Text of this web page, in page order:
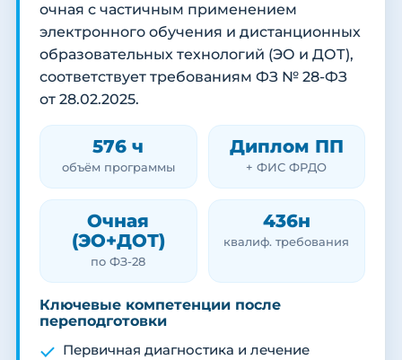
очная с частичным применением
электронного обучения и дистанционных
образовательных технологий (ЭО и ДОТ),
соответствует требованиям ФЗ № 28-ФЗ
от 28.02.2025.
576 ч
объём программы
Диплом ПП
+ ФИС ФРДО
Очная
(ЭО+ДОТ)
по ФЗ-28
436н
квалиф. требования
Ключевые компетенции после
переподготовки
Первичная диагностика и лечение